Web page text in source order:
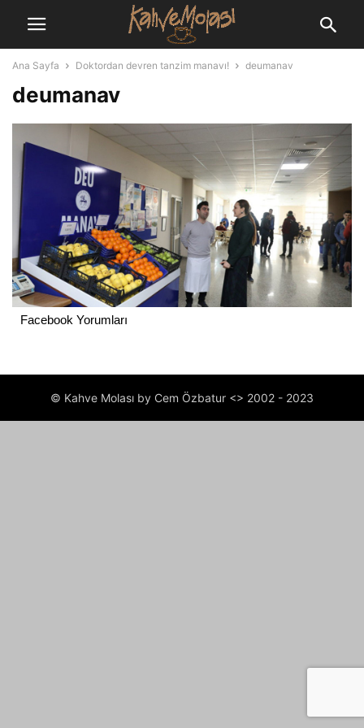
Ana Sayfa Doktordan devren tanzim manavı! deumanav
deumanav
Facebook Yorumları
© Kahve Molası by Cem Özbatur <> 2002 - 2023